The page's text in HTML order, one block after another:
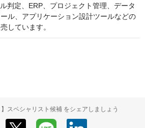
判定、ERP、プロジェクト管理、データ
ル、アプリケーション設計ツールなどの
スペシャリスト候補 をシェアしましょう